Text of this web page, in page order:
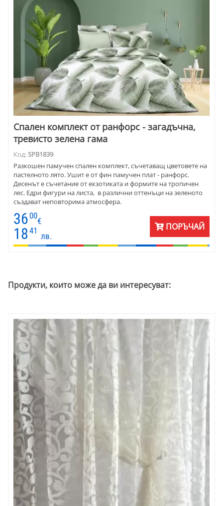
Спален комплект от ранфорс - загадъчна,
тревисто зелена гама
Код:SPB1839
Разкошен памучен спален комплект, съчетаващ цветовете на
пастелното лято. Ушит е от фин памучен плат - ранфорс.
Десенът е съчетание от екзотиката и формите на тропичен
лес. Едри фигури на листа, в различни оттенъци на зеленото
създават неповторима атмосфера.
36 00
€
18 41
лв.
ПОРЪЧАЙ
Продукти, които може да ви интересуват: